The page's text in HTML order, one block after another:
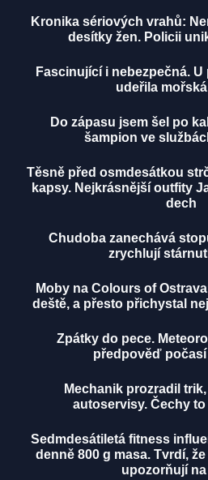
Kronika sériových vrahů:
desítky žen. Policii
Fascinující i nebezpečná.
udeřila
Do zápasu jsem šel po
šampion ve
Těsně před osmdesátkou
kapsy. Nejkrásnější outfity
dech
Chudoba zanechává
zrychlují
Moby na Colours of
deště, a přesto přichystal
Zpátky do pece.
předpověď počasí
Mechanik prozradil
autoservisy. Čechy
Sedmdesátiletá fitness
denně 800 g masa. Tvrdí,
upozorňují